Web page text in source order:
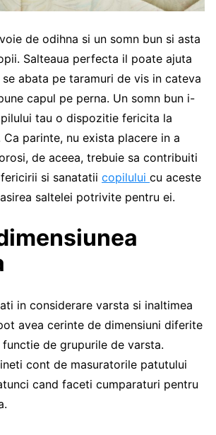
de odihna si un somn bun si asta
Salteaua perfecta il poate ajuta
abata pe taramuri de vis in cateva
capul pe perna. Un somn bun i-
tau o dispozitie fericita la
parinte, nu exista placere in a
de aceea, trebuie sa contribuiti
si sanatatii copilului cu aceste
saltelei potrivite pentru ei.
in considerare varsta si inaltimea
avea cerinte de dimensiuni diferite
de grupurile de varsta.
cont de masuratorile patutului
cand faceti cumparaturi pentru